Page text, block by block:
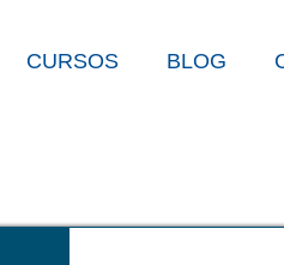
CURSOS BLOG